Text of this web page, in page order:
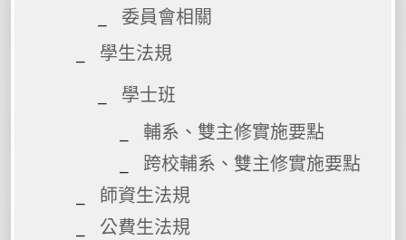
委員會相關
學生法規
學士班
輔系、雙主修實施要點
跨校輔系、雙主修實施要點
師資生法規
公費生法規